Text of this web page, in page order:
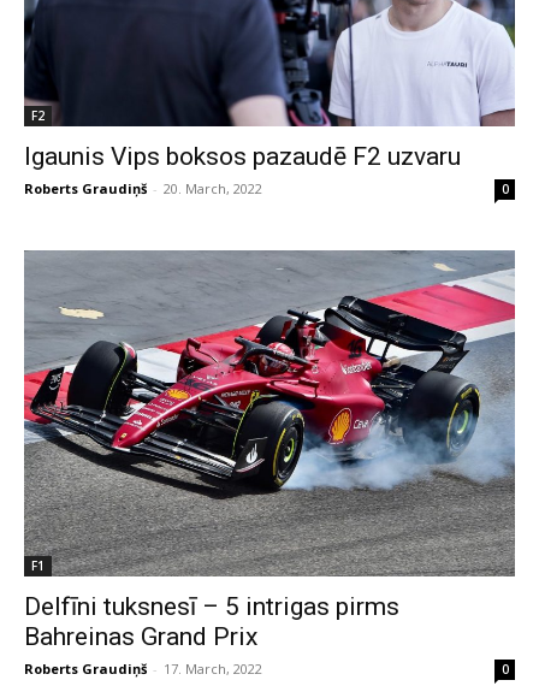
F2
Igaunis Vips boksos pazaudē F2 uzvaru
Roberts Graudiņš - 20. March, 2022 0
F1
Delfīni tuksnesī – 5 intrigas pirms
Bahreinas Grand Prix
Roberts Graudiņš - 17. March, 2022 0